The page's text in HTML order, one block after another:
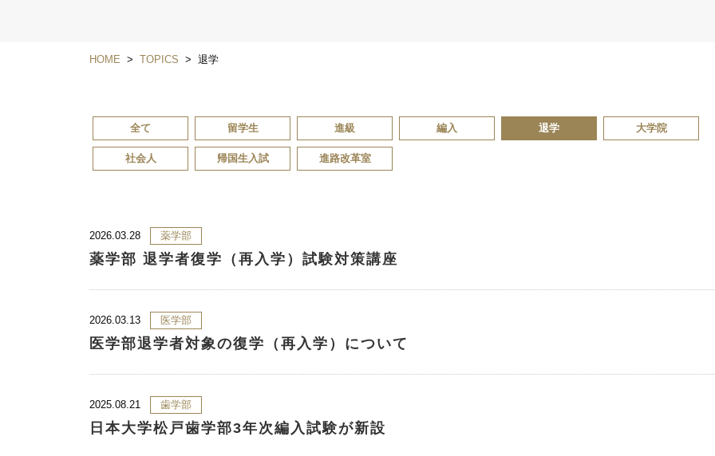
HOME TOPICS 退学
全て 留学生 進級 編入 退学 大学院
社会人 帰国生入試 進路改革室
薬学部 退学者復学（再入学）試験対策講座
2026.03.28 薬学部
医学部退学者対象の復学（再入学）について
2026.03.13 医学部
日本大学松戸歯学部3年次編入試験が新設
2025.08.21 歯学部